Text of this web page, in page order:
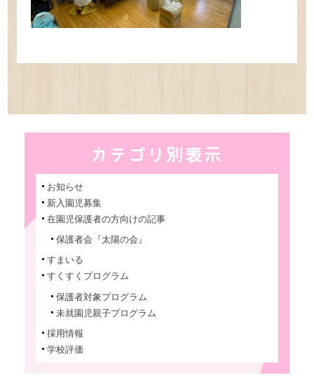
お知らせ
新入園児募集
在園児保護者の方向けの記事
保護者会『太陽の会』
すまいる
すくすくプログラム
保護者対象プログラム
未就園児親子プログラム
採用情報
学校評価